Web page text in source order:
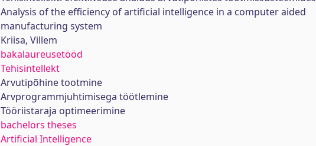
Analysis of the efficiency of artificial intelligence in a computer aided
manufacturing system
Kriisa, Villem
bakalaureusetööd
Tehisintellekt
Arvutipõhine tootmine
Arvprogrammjuhtimisega töötlemine
Tööriistaraja optimeerimine
bachelors theses
Artificial Intelligence